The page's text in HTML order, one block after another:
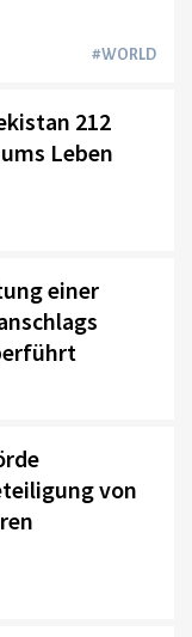
#WORLD
212
Leben
einer
von